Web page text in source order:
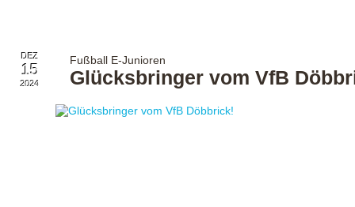
DEZ
15
2024
Fußball E-Junioren
Glücksbringer vom VfB